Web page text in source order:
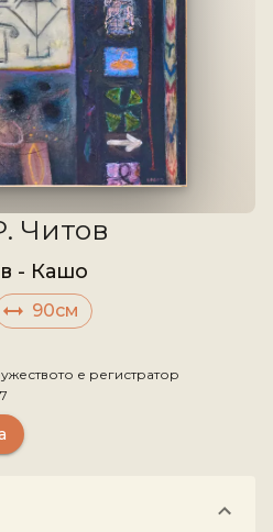
Читов
- Кашо
90см
е регистратор